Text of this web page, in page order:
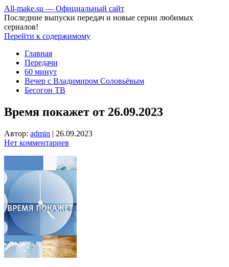
All-make.su — Официальный сайт
Последние выпуски передач и новые серии любимых
сериалов!
Перейти к содержимому
Главная
Передачи
60 минут
Вечер с Владимиром Соловьёвым
Бесогон ТВ
Время покажет от 26.09.2023
Автор: admin | 26.09.2023
Нет комментариев